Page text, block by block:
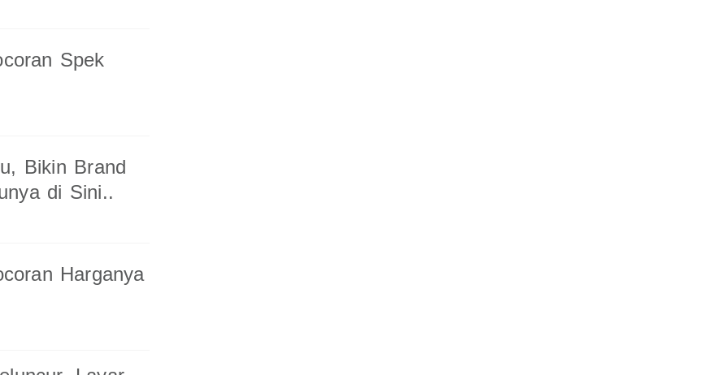
Spek
Bikin Brand
di Sini..
Harganya